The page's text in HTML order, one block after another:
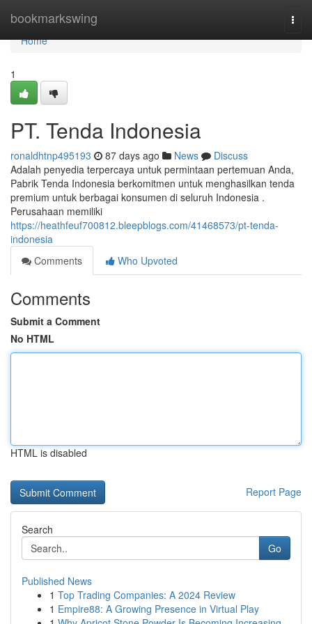
bookmarkswing
Home
Home
1
PT. Tenda Indonesia
ronaldhtnp495193 87 days ago News
Discuss
Adalah penyedia terpercaya untuk permintaan pertemuan Anda,
Pabrik Tenda Indonesia berkomitmen untuk menghasilkan tenda
premium untuk berbagai konsumen di seluruh Indonesia .
Perusahaan memiliki
https://heathfeuf700812.bleepblogs.com/41468573/pt-tenda-
indonesia
Comments
Who Upvoted
Comments
Submit a Comment
No HTML
HTML is disabled
Report Page
Search
Go
Published News
1 Top Trading Companies: A 2024 Review
1 Empire88: A Growing Presence in Virtual Play